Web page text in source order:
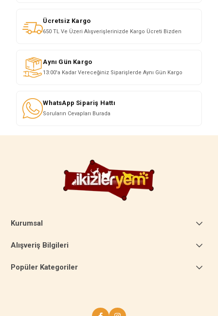
Ücretsiz Kargo
650 TL Ve Üzeri Alışverişlerinizde Kargo Ücreti Bizden
Aynı Gün Kargo
13:00'a Kadar Vereceğiniz Siparişlerde Aynı Gün Kargo
WhatsApp Sipariş Hattı
Soruların Cevapları Burada
Kurumsal
Alışveriş Bilgileri
Popüler Kategoriler